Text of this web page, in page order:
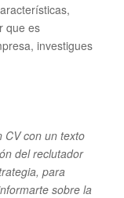
que es
investigues
CV con un texto
del reclutador
para
sobre la